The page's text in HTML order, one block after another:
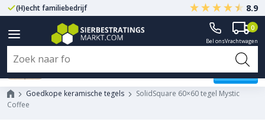
(H)echt familiebedrijf Gegarandeerd A-kwaliteit
8.9
Bel onsVrachtwagen
0
Goedkope keramische tegels
SolidSquare 60×60 tegel Mystic
Coffee
SolidSquare 60x60 tegel Mystic
Coffee